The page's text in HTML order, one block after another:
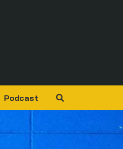
Podcast